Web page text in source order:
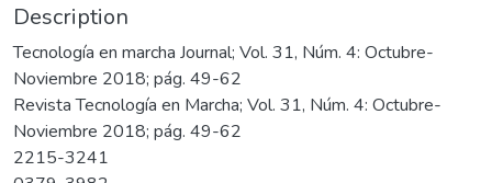
Description
Tecnología en marcha Journal; Vol. 31, Núm. 4: Octubre-
Noviembre 2018; pág. 49-62
Revista Tecnología en Marcha; Vol. 31, Núm. 4: Octubre-
Noviembre 2018; pág. 49-62
2215-3241